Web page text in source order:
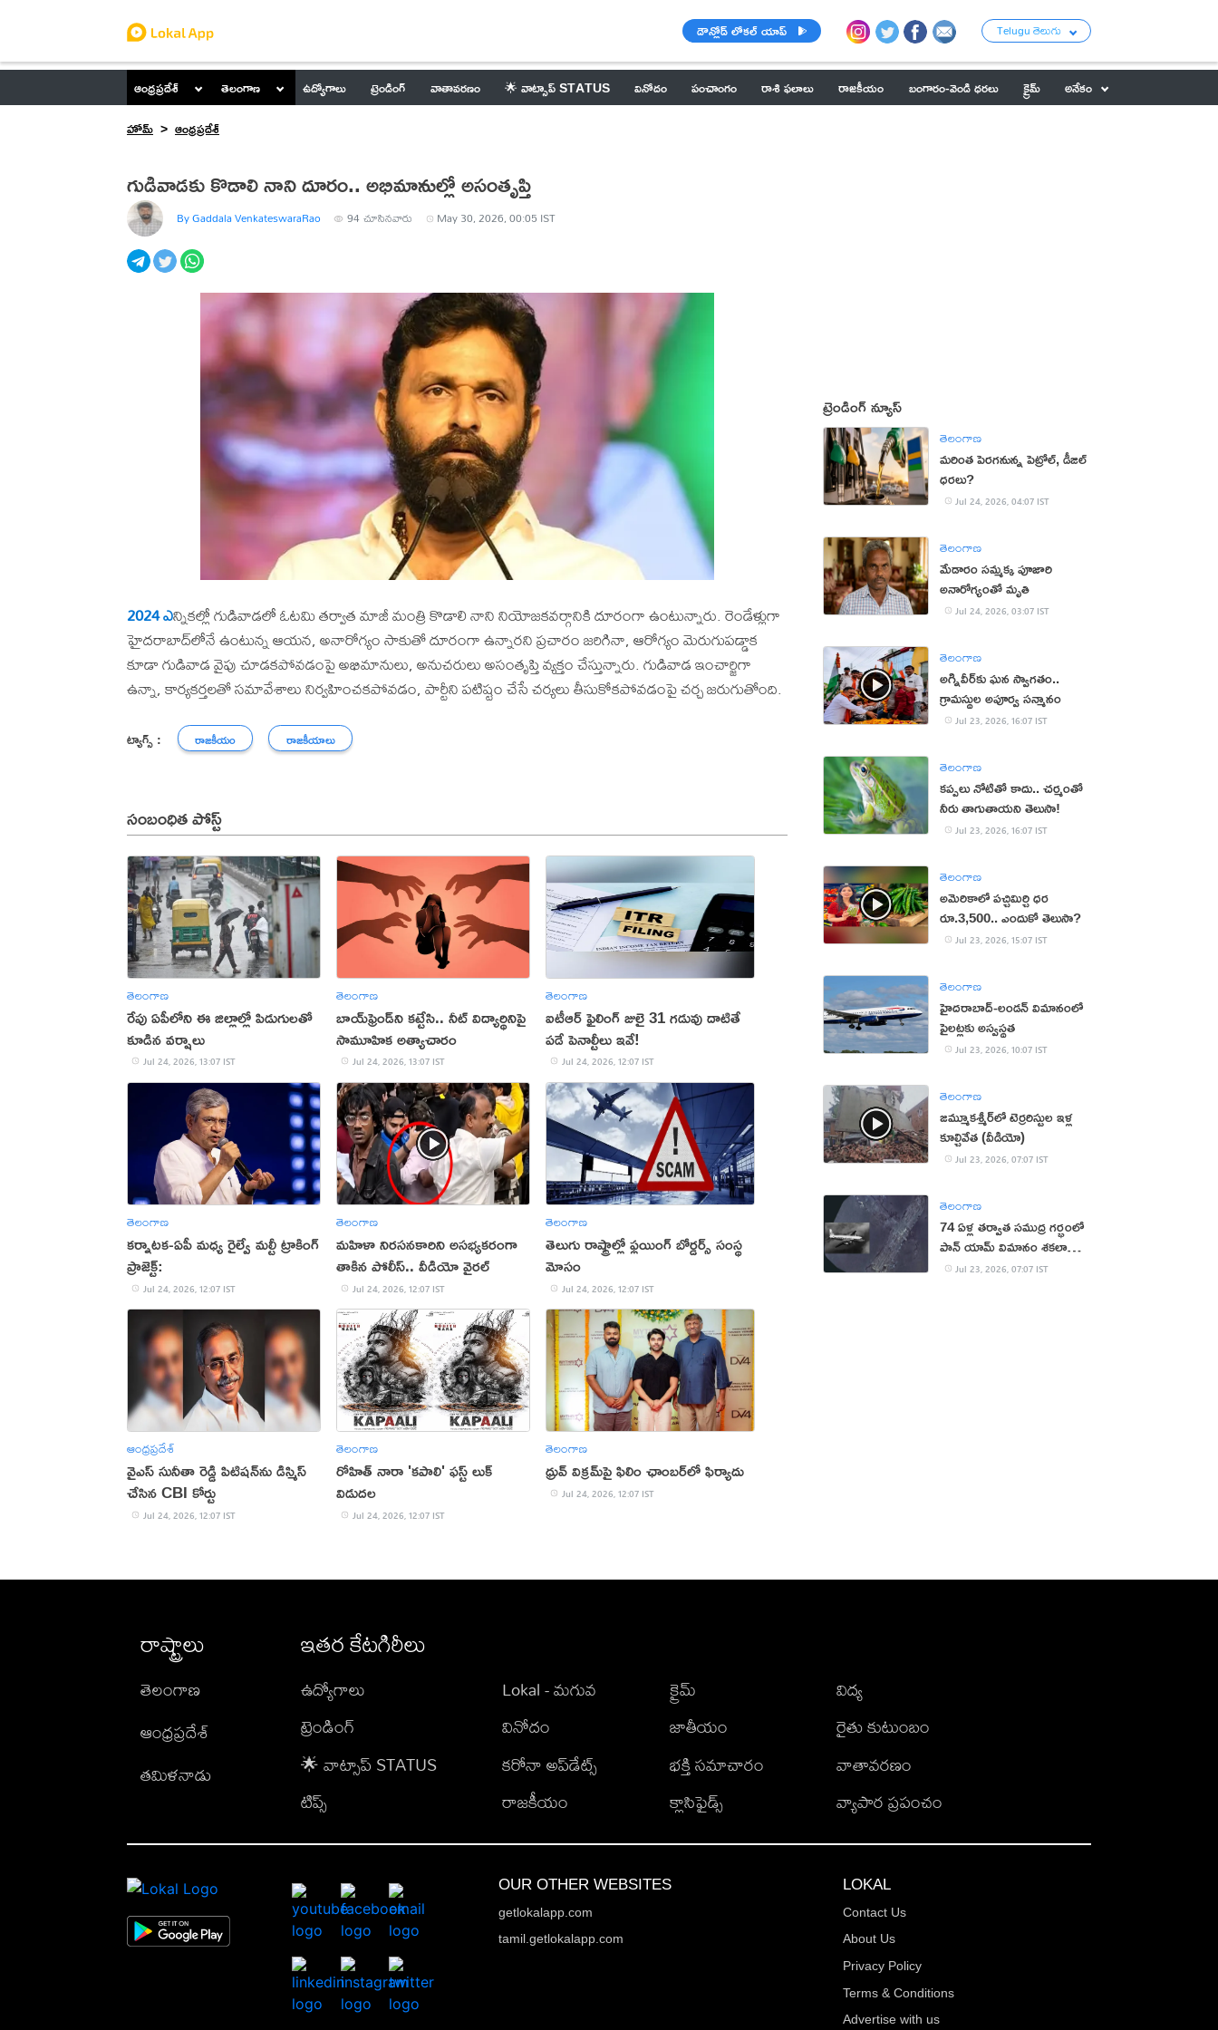
డౌన్లోడ్ లోకల్ యాప్ Telugu తెలుగు
ఆంధ్రప్రదేశ్ తెలంగాణ ఉద్యోగాలు ట్రెండింగ్ వాతావరణం 🌟 వాట్సాప్ STATUS వినోదం పంచాంగం రాశి ఫలాలు రాజకీయం బంగారం-వెండి ధరలు క్రైమ్
అనేకం
హోమ్
ఆంధ్రప్రదేశ్
గుడివాడకు కొడాలి నాని దూరం.. అభిమానుల్లో అసంతృప్తి
By Gaddala VenkateswaraRao 94చూసినవారు May 30, 2026, 00:05 IST
2024 ఎన్నికల్లో గుడివాడలో ఓటమి తర్వాత మాజీ మంత్రి కొడాలి నాని నియోజకవర్గానికి దూరంగా ఉంటున్నారు. రెండేళ్లుగా
హైదరాబాద్‌లోనే ఉంటున్న ఆయన, అనారోగ్యం సాకుతో దూరంగా ఉన్నారని ప్రచారం జరిగినా, ఆరోగ్యం మెరుగుపడ్డాక
కూడా గుడివాడ వైపు చూడకపోవడంపై అభిమానులు, అనుచరులు అసంతృప్తి వ్యక్తం చేస్తున్నారు. గుడివాడ ఇంచార్జిగా
ఉన్నా, కార్యకర్తలతో సమావేశాలు నిర్వహించకపోవడం, పార్టీని పటిష్టం చేసే చర్యలు తీసుకోకపోవడంపై చర్చ జరుగుతోంది.
ట్యాగ్స్ : రాజకీయం రాజకీయాలు
సంబంధిత పోస్ట్
తెలంగాణ
రేపు ఏపీలోని ఈ జిల్లాల్లో పిడుగులతో
కూడిన వర్షాలు
Jul 24, 2026, 13:07 IST
తెలంగాణ
బాయ్‌ఫ్రెండ్‌ని కట్టేసి.. నీట్‌ విద్యార్థినిపై
సామూహిక అత్యాచారం
Jul 24, 2026, 13:07 IST
తెలంగాణ
ఐటీఆర్ ఫైలింగ్ జులై 31 గడువు దాటితే
పడే పెనాల్టీలు ఇవే!
Jul 24, 2026, 12:07 IST
తెలంగాణ
కర్నాటక-ఏపీ మధ్య రైల్వే మల్టీ ట్రాకింగ్
ప్రాజెక్ట్:
Jul 24, 2026, 12:07 IST
తెలంగాణ
మహిళా నిరసనకారిని అసభ్యకరంగా
తాకిన పోలీస్‌.. వీడియో వైరల్‌
Jul 24, 2026, 12:07 IST
తెలంగాణ
తెలుగు రాష్ట్రాల్లో ఫ్లయింగ్ బోర్డర్స్ సంస్థ
మోసం
Jul 24, 2026, 12:07 IST
ఆంధ్రప్రదేశ్
వైఎస్ సునీతా రెడ్డి పిటిషన్‌ను డిస్మిస్‌
చేసిన CBI కోర్టు
Jul 24, 2026, 12:07 IST
తెలంగాణ
రోహిత్ నారా 'కపాలి' ఫస్ట్ లుక్
విడుదల
Jul 24, 2026, 12:07 IST
తెలంగాణ
ధ్రువ్ విక్రమ్‌పై ఫిలిం ఛాంబర్‌లో ఫిర్యాదు
Jul 24, 2026, 12:07 IST
ట్రెండింగ్ న్యూస్
తెలంగాణ
మరింత పెరగనున్న పెట్రోల్, డీజిల్
ధరలు?
Jul 24, 2026, 04:07 IST
తెలంగాణ
మేడారం సమ్మక్క పూజారి
అనారోగ్యంతో మృతి
Jul 24, 2026, 03:07 IST
తెలంగాణ
అగ్నివీర్‌కు ఘన స్వాగతం..
గ్రామస్థుల అపూర్వ సన్మానం
Jul 23, 2026, 16:07 IST
తెలంగాణ
కప్పలు నోటితో కాదు.. చర్మంతో
నీరు తాగుతాయని తెలుసా!
Jul 23, 2026, 16:07 IST
తెలంగాణ
అమెరికాలో పచ్చిమిర్చి ధర
రూ.3,500.. ఎందుకో తెలుసా?
Jul 23, 2026, 15:07 IST
తెలంగాణ
హైదరాబాద్‌-లండన్‌ విమానంలో
పైలట్లకు అస్వస్థత
Jul 23, 2026, 10:07 IST
తెలంగాణ
జమ్మూకశ్మీర్‌లో టెర్రరిస్టుల ఇళ్ల
కూల్చివేత (వీడియో)
Jul 23, 2026, 07:07 IST
తెలంగాణ
74 ఏళ్ల తర్వాత సముద్ర గర్భంలో
పాన్ యామ్ విమానం శకలాలు
లభ్యంJul 23, 2026, 07:07 IST
రాష్ట్రాలు
తెలంగాణ
ఆంధ్రప్రదేశ్
తమిళనాడు
ఇతర కేటగిరీలు
ఉద్యోగాలు
ట్రెండింగ్
🌟 వాట్సాప్ STATUS
టిప్స్
Lokal - మగువ
వినోదం
కరోనా అప్‌డేట్స్
రాజకీయం
క్రైమ్
జాతీయం
భక్తి సమాచారం
క్లాసిఫైడ్స్
విద్య
రైతు కుటుంబం
వాతావరణం
వ్యాపార ప్రపంచం
OUR OTHER WEBSITES
getlokalapp.com
tamil.getlokalapp.com
LOKAL
Contact Us
About Us
Privacy Policy
Terms & Conditions
Advertise with us